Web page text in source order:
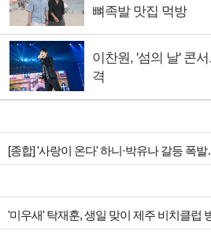
뼈족발 맛집 먹방
이찬원, '섬의 날' 콘
격
'미우새' 탁재훈, 생일 맞이 제주 비치클럽